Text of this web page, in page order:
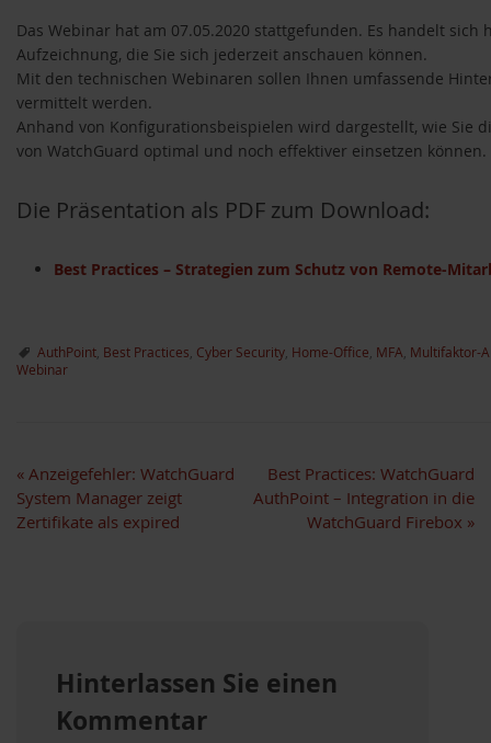
Das Webinar hat am 07.05.2020 stattgefunden. Es handelt sich
Aufzeichnung, die Sie sich jederzeit anschauen können.
Mit den technischen Webinaren sollen Ihnen umfassende
vermittelt werden.
Anhand von Konfigurationsbeispielen wird dargestellt, wie Sie
von WatchGuard optimal und noch effektiver einsetzen können.
Die Präsentation als PDF zum Download:
Best Practices – Strategien zum Schutz von Remote-
AuthPoint Best Practices Cyber Security Home-Office MFA Multifaktor-
Webinar
« Anzeigefehler: WatchGuard
System Manager zeigt
Zertifikate als expired
Best Practices: WatchGuard
AuthPoint – Integration in die
WatchGuard Firebox »
Hinterlassen Sie einen
Kommentar